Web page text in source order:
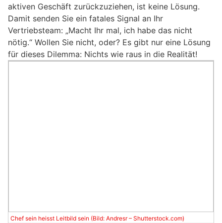
aktiven Geschäft zurückzuziehen, ist keine Lösung.
Damit senden Sie ein fatales Signal an Ihr
Vertriebsteam: „Macht Ihr mal, ich habe das nicht
nötig.“ Wollen Sie nicht, oder? Es gibt nur eine Lösung
für dieses Dilemma: Nichts wie raus in die Realität!
Chef sein heisst Leitbild sein (Bild: Andresr – Shutterstock.com)